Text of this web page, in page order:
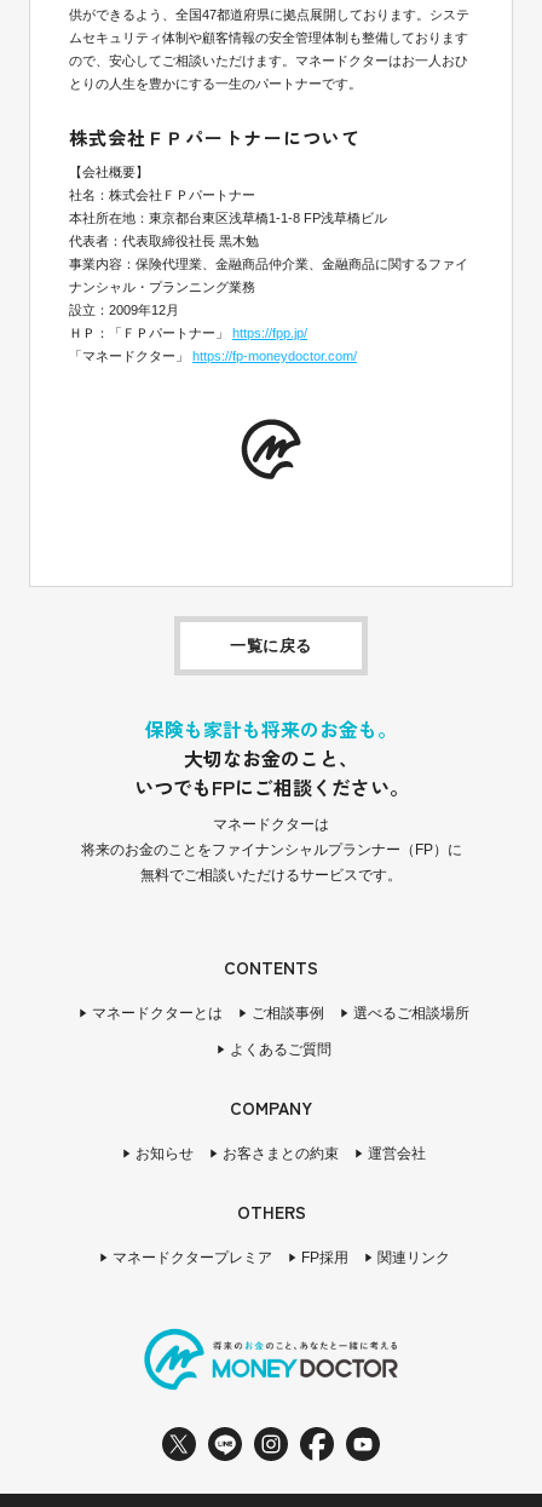
供ができるよう、全国47都道府県に拠点展開しております。システ
ムセキュリティ体制や顧客情報の安全管理体制も整備しております
ので、安心してご相談いただけます。マネードクターはお一人おひ
とりの人生を豊かにする一生のパートナーです。
株式会社ＦＰパートナーについて
【会社概要】
社名：株式会社ＦＰパートナー
本社所在地：東京都台東区浅草橋1-1-8 FP浅草橋ビル
代表者：代表取締役社長 黒木勉
事業内容：保険代理業、金融商品仲介業、金融商品に関するファイ
ナンシャル・プランニング業務
設立：2009年12月
ＨＰ：「ＦＰパートナー」 https://fpp.jp/
「マネードクター」 https://fp-moneydoctor.com/
一覧に戻る
保険も家計も将来のお金も。
大切なお金のこと、
いつでもFPにご相談ください。
マネードクターは
将来のお金のことをファイナンシャルプランナー（FP）に
無料でご相談いただけるサービスです。
CONTENTS
マネードクターとは ご相談事例 選べるご相談場所
よくあるご質問
COMPANY
お知らせ お客さまとの約束 運営会社
OTHERS
マネードクタープレミア FP採用 関連リンク